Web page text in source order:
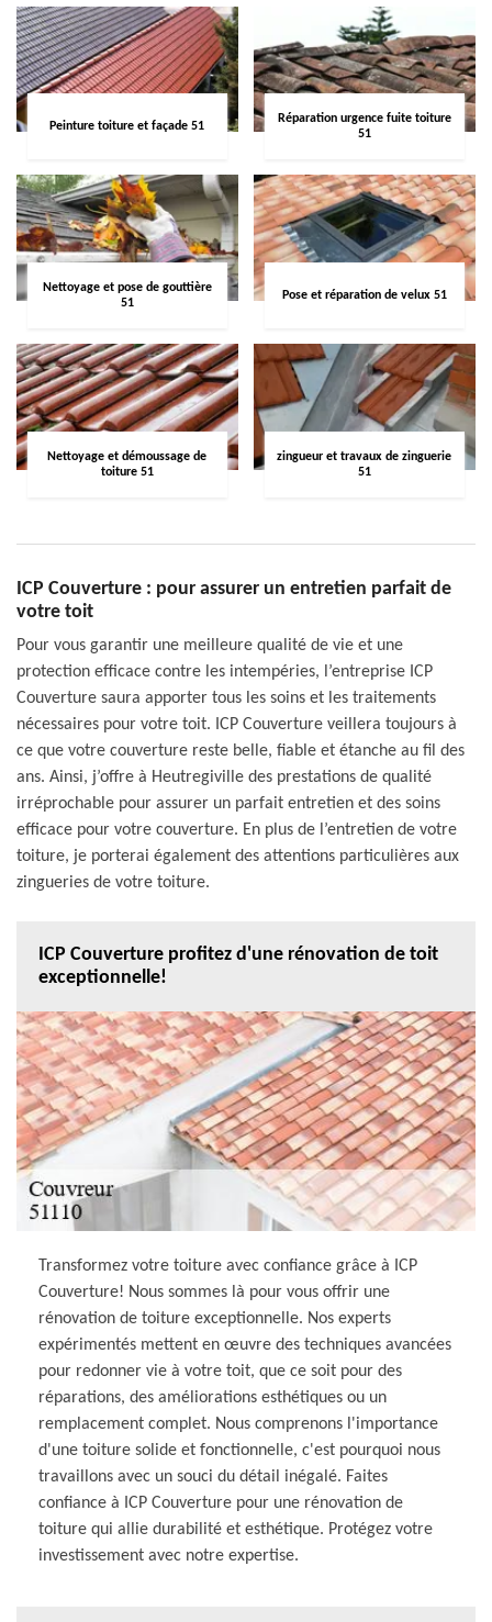
Peinture toiture et façade 51
Réparation urgence fuite toiture
51
Nettoyage et pose de gouttière
51
Pose et réparation de velux 51
Nettoyage et démoussage de
toiture 51
zingueur et travaux de zinguerie
51
ICP Couverture : pour assurer un entretien parfait de
votre toit
Pour vous garantir une meilleure qualité de vie et une
protection efficace contre les intempéries, l’entreprise ICP
Couverture saura apporter tous les soins et les traitements
nécessaires pour votre toit. ICP Couverture veillera toujours à
ce que votre couverture reste belle, fiable et étanche au fil des
ans. Ainsi, j’offre à Heutregiville des prestations de qualité
irréprochable pour assurer un parfait entretien et des soins
efficace pour votre couverture. En plus de l’entretien de votre
toiture, je porterai également des attentions particulières aux
zingueries de votre toiture.
ICP Couverture profitez d'une rénovation de toit
exceptionnelle!
Transformez votre toiture avec confiance grâce à ICP
Couverture! Nous sommes là pour vous offrir une
rénovation de toiture exceptionnelle. Nos experts
expérimentés mettent en œuvre des techniques avancées
pour redonner vie à votre toit, que ce soit pour des
réparations, des améliorations esthétiques ou un
remplacement complet. Nous comprenons l'importance
d'une toiture solide et fonctionnelle, c'est pourquoi nous
travaillons avec un souci du détail inégalé. Faites
confiance à ICP Couverture pour une rénovation de
toiture qui allie durabilité et esthétique. Protégez votre
investissement avec notre expertise.